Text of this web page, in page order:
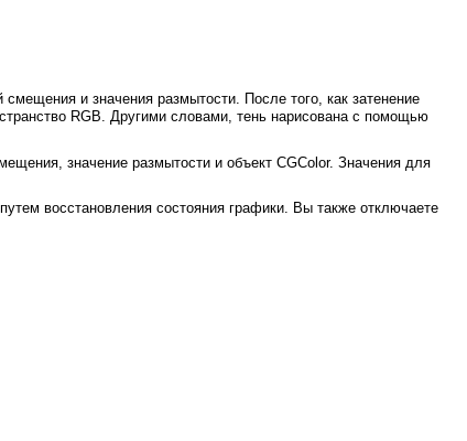
смещения и значения размытости. После того, как затенение
RGB. Другими словами, тень нарисована с помощью
значение размытости и объект CGColor. Значения для
восстановления состояния графики. Вы также отключаете